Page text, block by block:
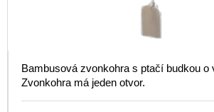
Bambusová zvonkohra s ptačí budkou o
Zvonkohra má jeden otvor.